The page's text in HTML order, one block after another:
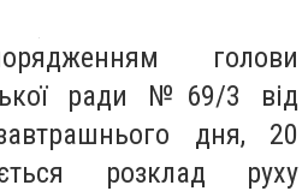
голови
ради №69/3 від
дня, 20
розклад руху